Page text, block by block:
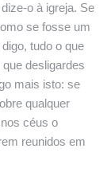
o à igreja. Se
se fosse um
tudo o que
desligardes
mais isto: se
qualquer
céus o
reunidos em